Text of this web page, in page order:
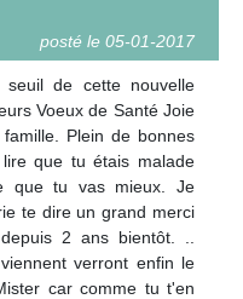
posté le 05-01-2017
de cette nouvelle
Voeux de Santé Joie
Plein de bonnes
que tu étais malade
que tu vas mieux. Je
te dire un grand merci
2 ans bientôt. ..
verront enfin le
car comme tu t'en